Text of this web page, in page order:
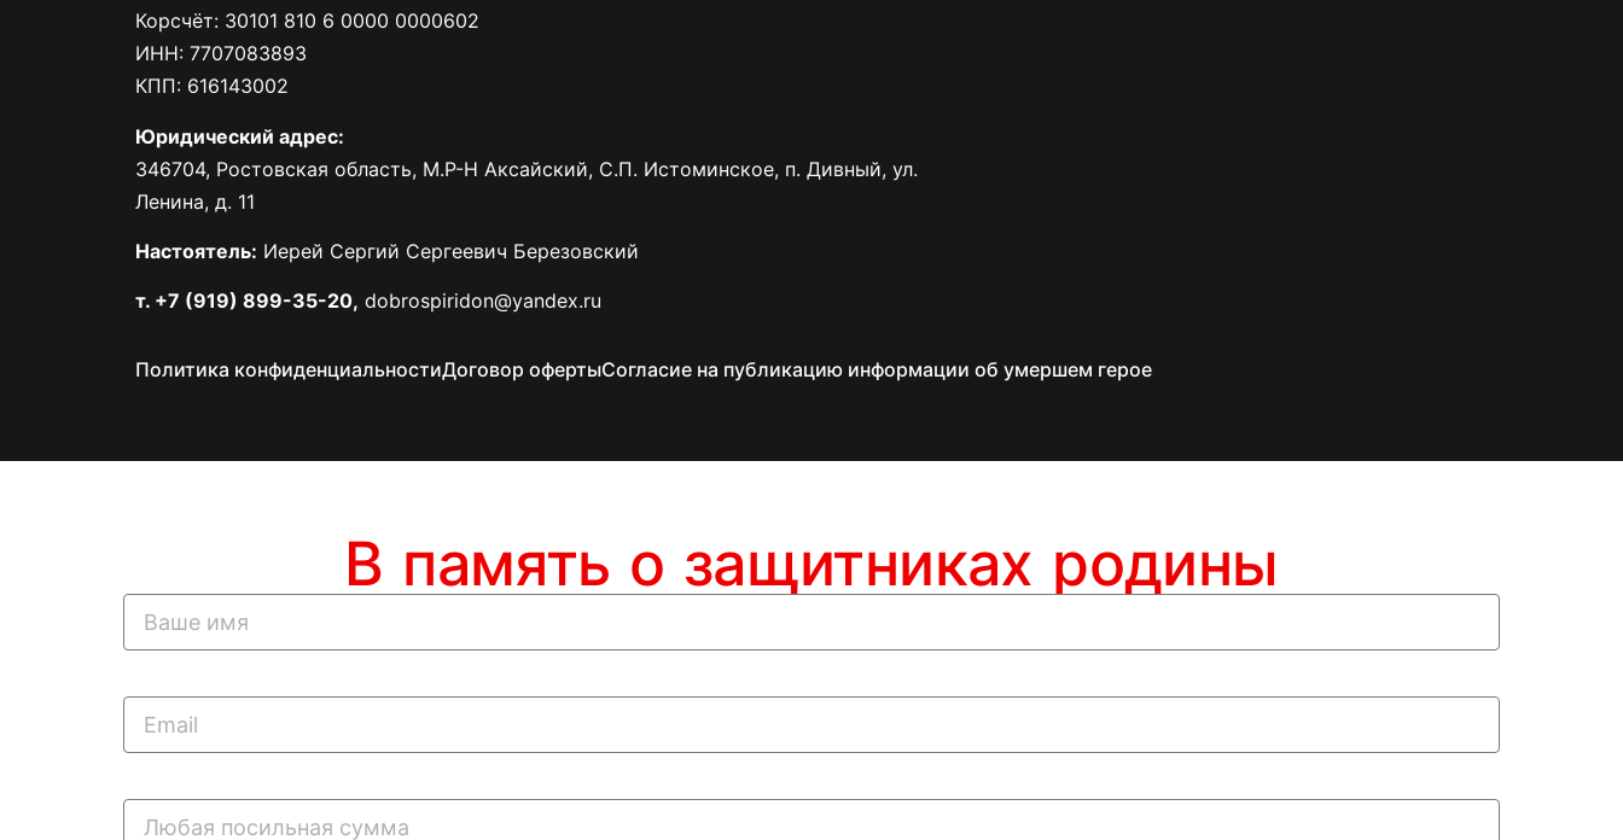
Корсчёт: 30101 810 6 0000 0000602
ИНН: 7707083893
КПП: 616143002
Юридический адрес:
346704, Ростовская область, М.Р-Н Аксайский, С.П. Истоминское, п. Дивный, ул.
Ленина, д. 11
Настоятель: Иерей Сергий Сергеевич Березовский
т. +7 (919) 899-35-20, dobrospiridon@yandex.ru
Политика конфиденциальностиДоговор офертыСогласие на публикацию информации об умершем герое
В память о защитниках родины